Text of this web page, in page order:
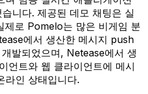
니다. 제공된 데모 채팅은 실
제로 Pomelo는 많은 비게임 분
에서 생산한 메시지 push
발되었으며, Netease에서 생
언트와 웹 클라이언트에 메시
라인 상태입니다.